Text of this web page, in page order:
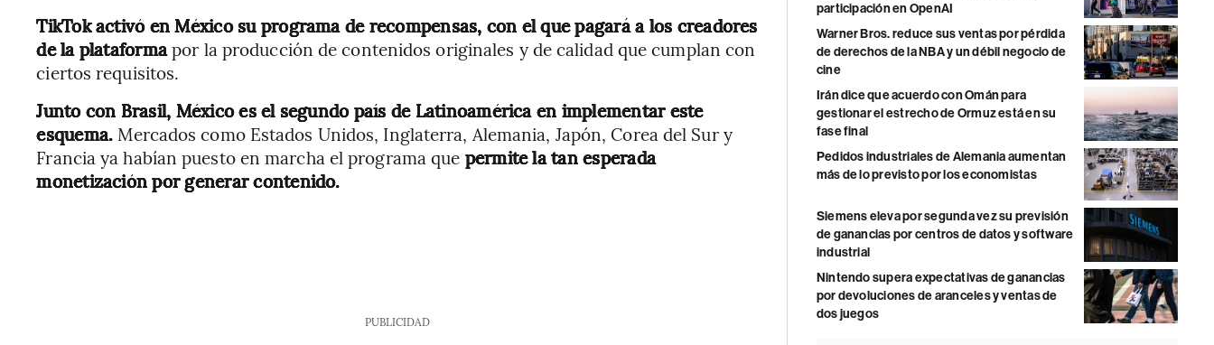
TikTok activó en México su programa de recompensas, con el que pagará a los creadores
de la plataformapor la producción de contenidos originales y de calidad que cumplan con
ciertos requisitos.
Junto con Brasil, México es el segundo país de Latinoamérica en implementar este
esquema. Mercados como Estados Unidos, Inglaterra, Alemania, Japón, Corea del Sur y
Francia ya habían puesto en marcha el programa que permite la tan esperada
monetización por generar contenido.
PUBLICIDAD
participación en OpenAI
Warner Bros. reduce sus ventas por pérdida
de derechos de la NBA y un débil negocio de
cine
Irán dice que acuerdo con Omán para
gestionar el estrecho de Ormuz está en su
fase final
Pedidos industriales de Alemania aumentan
más de lo previsto por los economistas
Siemens eleva por segunda vez su previsión
de ganancias por centros de datos y software
industrial
Nintendo supera expectativas de ganancias
por devoluciones de aranceles y ventas de
dos juegos